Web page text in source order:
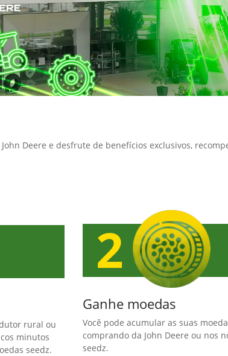
Deere e desfrute de benefícios exclusivos,
rural ou
minutos
seedz.
Ganhe moedas
Você pode acumular as suas
comprando da John Deere ou nos
seedz.